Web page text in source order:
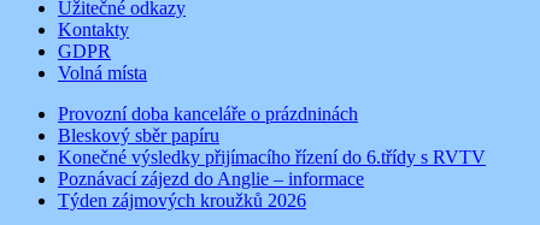
Užitečné odkazy
Kontakty
GDPR
Volná místa
Provozní doba kanceláře o prázdninách
Bleskový sběr papíru
Konečné výsledky přijímacího řízení do 6.třídy s RVTV
Poznávací zájezd do Anglie – informace
Týden zájmových kroužků 2026